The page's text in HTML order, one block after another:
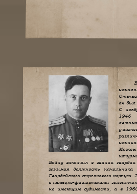
он был
С
1946
Войну закончил в звании
занимая должность начальника
Гвардейского стрелкового
с немецко-фашистскими
не имеющим судимости, а в